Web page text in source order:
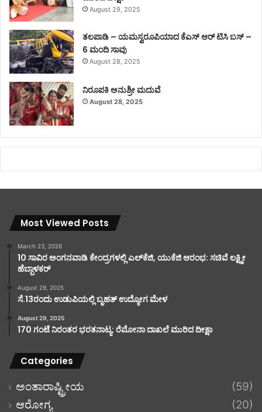
August 29, 2025
ತಲಪಾಡಿ – ಯಮಸ್ವರೂಪಿಯಾದ ಕೆಎಸ್ ಆರ್ ಟಿಸಿ ಬಸ್ –
6 ಮಂದಿ ಸಾವು
August 28, 2025
ನಿರೂಪಕಿ ಅನುಶ್ರೀ ಮದುವೆ
August 28, 2025
Most Viewed Posts
March 23, 2026
10 ಸಾವಿರ ಅಂಗನವಾಡಿ ಕೇಂದ್ರಗಳಲ್ಲಿ ಎಲ್‌ಕೆಜಿ, ಯುಕೆಜಿ ಆರಂಭ: ಸಚಿವೆ ಲಕ್ಷ್ಮೀ
ಹೆಬ್ಬಾಳಕರ್
August 29, 2025
ಸೆ.13ರಂದು ಉಡುಪಿಯಲ್ಲಿ ಬೃಹತ್ ಉದ್ಯೋಗ ಮೇಳ
August 29, 2025
170 ಗಂಟೆ ನಿರಂತರ ಭರತನಾಟ್ಯ: ರೆಮೋನಾ ದಾಖಲೆ ಮುರಿದ ದೀಕ್ಷಾ
Categories
ಅಂತಾರಾಷ್ಟ್ರೀಯ
(59)
ಆರೋಗ್ಯ
(20)